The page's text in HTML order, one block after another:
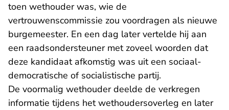
toen wethouder was, wie de
vertrouwenscommissie zou voordragen als nieuwe
burgemeester. En een dag later vertelde hij aan
een raadsondersteuner met zoveel woorden dat
deze kandidaat afkomstig was uit een sociaal-
democratische of socialistische partij.
De voormalig wethouder deelde de verkregen
informatie tijdens het wethoudersoverleg en later